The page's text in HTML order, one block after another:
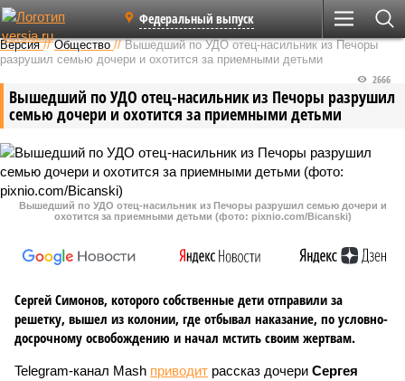
Федеральный выпуск
Версия //Общество //Вышедший по УДО отец-насильник из Печоры
разрушил семью дочери и охотится за приемными детьми
Вышедший по УДО отец-насильник из Печоры разрушил
семью дочери и охотится за приемными детьми
2666
Вышедший по УДО отец-насильник из Печоры разрушил семью дочери и
охотится за приемными детьми (фото: pixnio.com/Bicanski)
Сергей Симонов, которого собственные дети отправили за
решетку, вышел из колонии, где отбывал наказание, по условно-
досрочному освобождению и начал мстить своим жертвам.
Telegram-канал Mash приводит рассказ дочери Сергея